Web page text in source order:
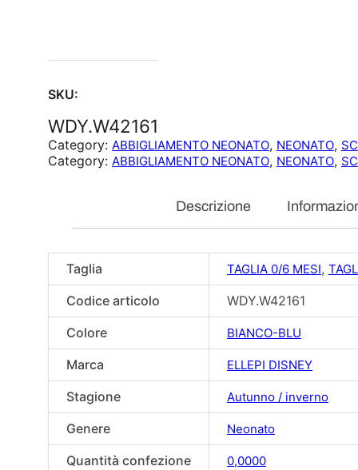
SKU:
WDY.W42161
Category: ABBIGLIAMENTO NEONATO, NEONATO,
Category: ABBIGLIAMENTO NEONATO, NEONATO,
Descrizione
Taglia TAGLIA 0/6 MESI,
Codice articolo
WDY.W42161
Colore
BIANCO-BLU
Marca ELLEPI DISNEY
Stagione Autunno / inverno
Genere Neonato
Quantità confezione 0,0000